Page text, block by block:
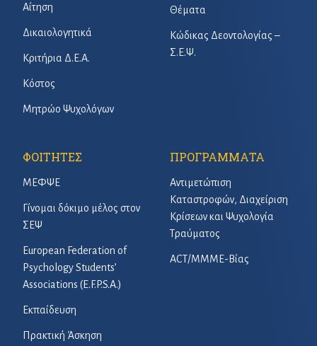
Θέματα
Κώδικας Δεοντολογίας –
Σ.Ε.Ψ.
Αίτηση
Δικαιολογητικά
Κριτήρια Δ.Ε.Α.
Κόστος
Μητρώο Ψυχολόγων
ΦΟΙΤΗΤΕΣ
ΜΕΦΨΕ
Γίνομαι δόκιμο μέλος στον
ΣΕΨ
European Federation of
Psychology Students’
Associations (E.F.P.S.A.)
Εκπαίδευση
Πρακτική Άσκηση
ΠΡΟΓΡΑΜΜΑΤΑ
Αντιμετώπιση
Καταστροφών, Διαχείριση
Κρίσεων και Ψυχολογία
Τραύματος
ACT/ΜΜΜΕ-Βίας